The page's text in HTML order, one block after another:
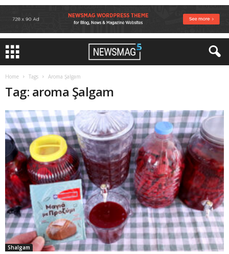
Home Tags Aroma Şalgam
Tag: aroma Şalgam
Shalgam